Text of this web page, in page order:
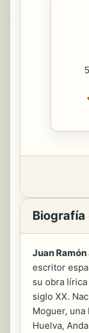
Biografía
Juan
escritor
su obra
siglo XX.
Moguer,
Huelva,